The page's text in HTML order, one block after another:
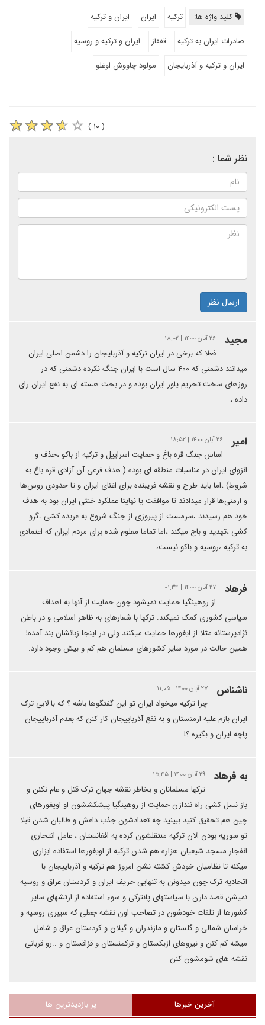
کلید واژه ها: ترکیه ایران
ایران و ترکیه
صادرات ایران به ترکیه
قفقاز
ایران و ترکیه و روسیه
ایران و ترکیه و آذربایجان
مولود چاووش اوغلو
( ۱۰ )
نظر شما :
ارسال نظر
مجید ۲۶ آبان ۱۴۰۰ | ۱۸:۰۲
فعلا که برخی در ایران ترکیه و آذربایجان را دشمن اصلی ایران
میدانند دشمنی که ۴۰۰ سال است با ایران جنگ نکرده دشمنی که در
روزهای سخت تحریم یاور ایران بوده و در بحث هسته ای به نفع ایران رای
داده ،
امیر ۲۶ آبان ۱۴۰۰ | ۱۸:۵۲
اساس جنگ قره باغ و حمایت اسراییل و ترکیه از باکو ،حذف و
انزوای ایران در مناسبات منطقه ای بوده ( هدف فرعی آن آزادی قره باغ به
شروط) ،اما باید طرح و نقشه فریبنده برای اغنای ایران و تا حدودی روس‌ها
و ارمنی‌ها قرار میدادند تا موافقت یا نهایتا عملکرد خنثی ایران بود به هدف
خود هم رسیدند ،سرمست از پیروزی از جنگ شروع به عربده کشی ،گرو
کشی ،تهدید و باج میکند ،اما تماما معلوم شده برای مردم ایران که اعتمادی
به ترکیه ،روسیه و باکو نیست،
فرهاد ۲۷ آبان ۱۴۰۰ | ۰۱:۳۴
از روهینگیا حمایت نمیشود چون حمایت از آنها به اهداف
سیاسی کشوری کمک نمیکند. ترکها با شعارهای به ظاهر اسلامی و در باطن
نژادپرستانه مثلا از ایغورها حمایت میکنند ولی در اینجا زبانشان بند آمده!
همین حالت در مورد سایر کشورهای مسلمان هم کم و بیش وجود دارد.
ناشناس ۲۷ آبان ۱۴۰۰ | ۱۱:۰۵
چرا ترکیه میخواد ایران تو این گفتگوها باشه ؟ که با لابی ترک
ایران بازم علیه ارمنستان و به نفع آذرباییجان کار کنن که بعدم آذرباییجان
پاچه ایران و بگیره ؟!
به فرهاد ۲۹ آبان ۱۴۰۰ | ۱۵:۴۵
ترکها مسلمانان و بخاطر نقشه جهان ترک قتل و عام نکنن و
باز نسل کشی راه نندازن حمایت از روهینگیا پیشکششون او اویغورهای
چین هم تحقیق کنید ببینید چه تعدادشون جذب داعش و طالبان شدن قبلا
تو سوریه بودن الان ترکیه منتقلشون کرده به افغانستان ، عامل انتحاری
انفجار مسجد شیعیان هزاره هم شدن ترکیه از اویغورها استفاده ابزاری
میکنه تا نظامیان خودش کشته نشن امروز هم ترکیه و آذرباییجان با
اتحادیه ترک چون میدونن به تنهایی حریف ایران و کردستان عراق و روسیه
نمیشن قصد دارن با سیاستهای پانترکی و سوء استفاده از ارتشهای سایر
کشورها از تلفات خودشون در تصاحب اون نقشه جعلی که سیبری روسیه و
خراسان شمالی و گلستان و مازندران و گیلان و کردستان عراق و شامل
میشه کم کنن و نیروهای ازبکستان و ترکمنستان و قزاقستان و ..رو قربانی
نقشه های شومشون کنن
آخرین خبرها پر بازدیدترین ها